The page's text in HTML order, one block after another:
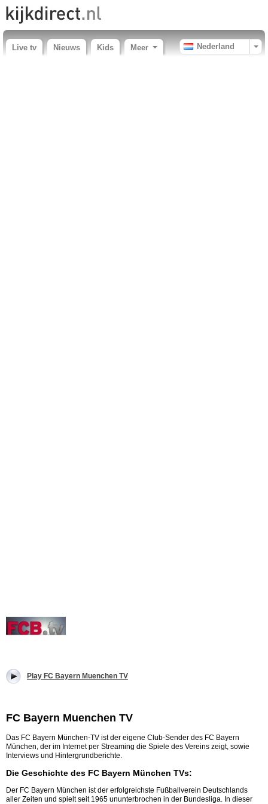
Live tv Nieuws Kids Meer Nederland
Play FC Bayern Muenchen TV
FC Bayern Muenchen TV
Das FC Bayern München-TV ist der eigene Club-Sender des FC Bayern
München, der im Internet per Streaming die Spiele des Vereins zeigt, sowie
Interviews und Hintergrundberichte.
Die Geschichte des FC Bayern München TVs:
Der FC Bayern München ist der erfolgreichste Fußballverein Deutschlands
aller Zeiten und spielt seit 1965 ununterbrochen in der Bundesliga. In dieser